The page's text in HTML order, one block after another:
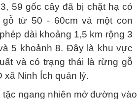
59 gốc cây đã bị chặt hạ có
từ 50 - 60cm và một con
dài khoảng 1,5 km rộng 3
5 khoảnh 8. Đây là khu vực
và có trạng thái là rừng gỗ
xã Ninh Ích quản lý.